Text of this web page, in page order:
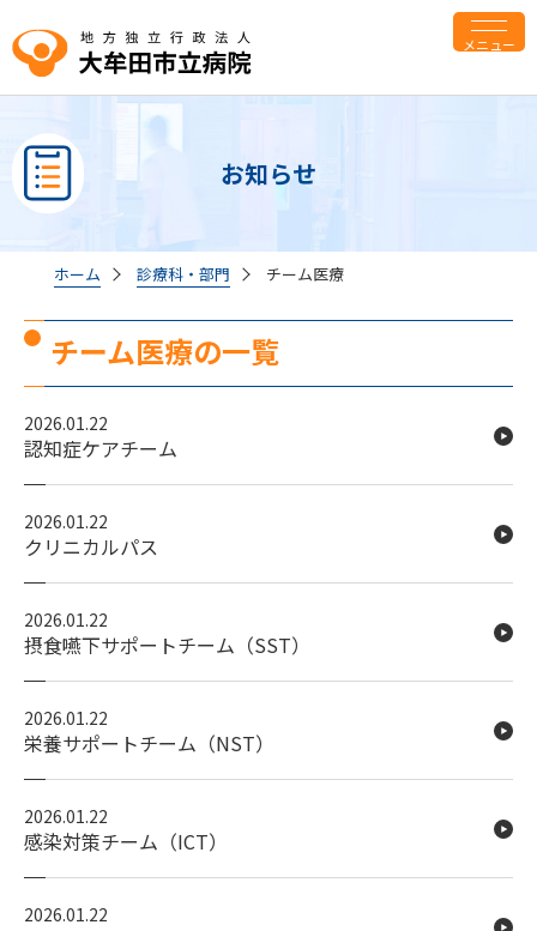
メニュー
お知らせ
ホーム 診療科・部門 チーム医療
チーム医療の一覧
2026.01.22
認知症ケアチーム
2026.01.22
クリニカルパス
2026.01.22
摂食嚥下サポートチーム（SST）
2026.01.22
栄養サポートチーム（NST）
2026.01.22
感染対策チーム（ICT）
2026.01.22